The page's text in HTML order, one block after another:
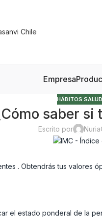
Empresa
HÁBITOS
saber si
Escrito por Nuria
. Obtendrás tus valores
el estado ponderal de la